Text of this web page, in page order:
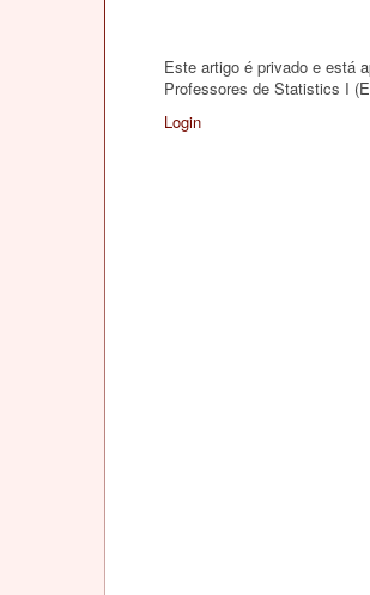
Este artigo é privado e está
Professores de Statistics I
Login